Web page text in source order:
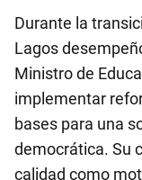
Durante la
Lagos
Ministro de
implementar
bases para una
democrática. Su
calidad como